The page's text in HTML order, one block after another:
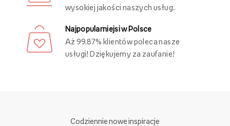
wysokiej jakości naszych usług.
Najpopularniejsi w Polsce
Aż 99,87% klientów poleca nasze
usługi! Dziękujemy za zaufanie!
Codziennie nowe inspiracje